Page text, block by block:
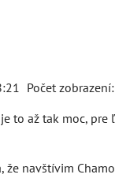
Počet
to až tak moc,
že navštívim